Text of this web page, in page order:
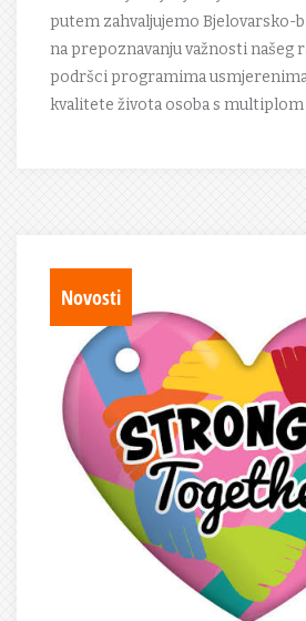
putem zahvaljujemo Bjelovarsko-
na prepoznavanju važnosti našeg
podršci programima
kvalitete života osoba s
Novosti